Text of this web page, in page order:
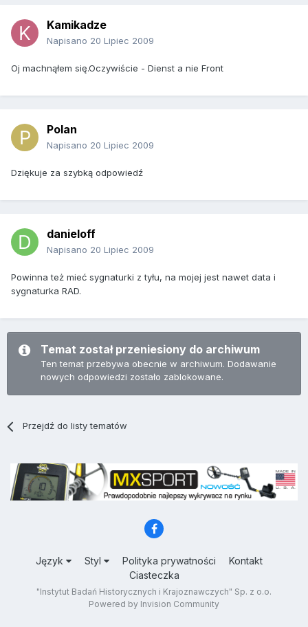
Kamikadze
Napisano 20 Lipiec 2009
Oj machnąłem się.Oczywiście - Dienst a nie Front
Polan
Napisano 20 Lipiec 2009
Dziękuje za szybką odpowiedź
danieloff
Napisano 20 Lipiec 2009
Powinna też mieć sygnaturki z tyłu, na mojej jest nawet data i
sygnaturka RAD.
Temat został przeniesiony do archiwum
Ten temat przebywa obecnie w archiwum. Dodawanie
nowych odpowiedzi zostało zablokowane.
Przejdź do listy tematów
Język Styl Polityka prywatności
Kontakt
Ciasteczka
"Instytut Badań Historycznych i Krajoznawczych" Sp. z o.o.
Powered by Invision Community